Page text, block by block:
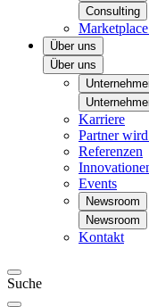
Consulting
Marketplace
Über uns
Über uns
Karriere
Partnerwird
Referenzen
Events
Newsroom
Newsroom
Kontakt
Suche